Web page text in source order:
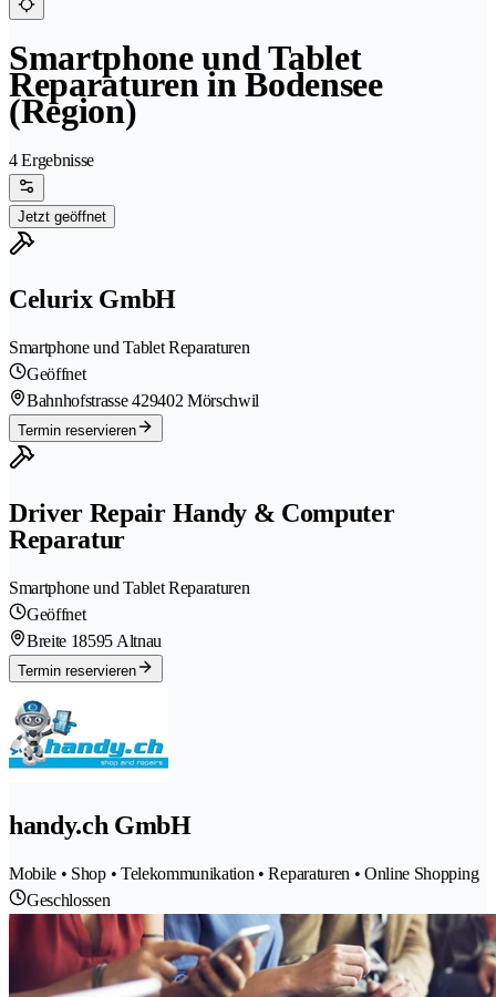
Smartphone und Tablet
Reparaturen in Bodensee
(Region)
4 Ergebnisse
Jetzt geöffnet
Celurix GmbH
Smartphone und Tablet Reparaturen
Geöffnet
Bahnhofstrasse 429402 Mörschwil
Termin reservieren
Driver Repair Handy & Computer
Reparatur
Smartphone und Tablet Reparaturen
Geöffnet
Breite 18595 Altnau
Termin reservieren
handy.ch GmbH
Mobile • Shop • Telekommunikation • Reparaturen • Online Shopping
Geschlossen